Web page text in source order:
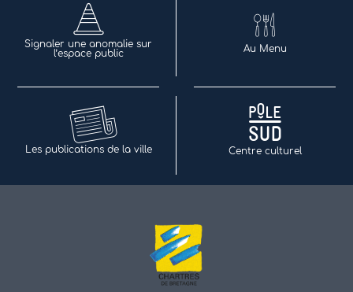
Signaler une anomalie sur
l’espace public
Au Menu
Les publications de la ville Centre culturel